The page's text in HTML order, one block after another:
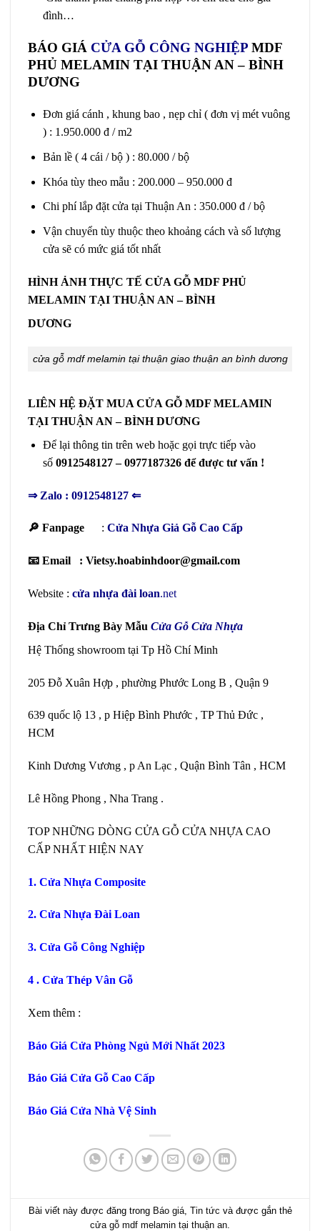
đình…
BÁO GIÁ CỬA GỖ CÔNG NGHIỆP MDF
PHỦ MELAMIN TẠI THUẬN AN – BÌNH
DƯƠNG
Đơn giá cánh , khung bao , nẹp chỉ ( đơn vị mét vuông
) : 1.950.000 đ / m2
Bản lề ( 4 cái / bộ ) : 80.000 / bộ
Khóa tùy theo mẫu : 200.000 – 950.000 đ
Chi phí lắp đặt cửa tại Thuận An : 350.000 đ / bộ
Vận chuyển tùy thuộc theo khoảng cách và số lượng
cửa sẽ có mức giá tốt nhất
HÌNH ẢNH THỰC TẾ CỬA GỖ MDF PHỦ
MELAMIN TẠI THUẬN AN– BÌNH
DƯƠNG
cửa gỗ mdf melamin tại thuận giao thuận an bình dương
LIÊN HỆ ĐẶT MUA CỬA GỖ MDF MELAMIN
TẠI THUẬN AN – BÌNH DƯƠNG
Để lại thông tin trên web hoặc gọi trực tiếp vào
số 0912548127 – 0977187326 để được tư vấn !
⇒ Zalo : 0912548127 ⇐
🔎 Fanpage : Cửa Nhựa Giả Gỗ Cao Cấp
📧 Email : Vietsy.hoabinhdoor@gmail.com
Website : cửa nhựa đài loan.net
Địa Chỉ Trưng Bày Mẫu Cửa Gỗ Cửa Nhựa
Hệ Thống showroom tại Tp Hồ Chí Minh
205 Đỗ Xuân Hợp , phường Phước Long B , Quận 9
639 quốc lộ 13 , p Hiệp Bình Phước , TP Thủ Đức ,
HCM
Kinh Dương Vương , p An Lạc , Quận Bình Tân , HCM
Lê Hồng Phong , Nha Trang .
TOP NHỮNG DÒNG CỬA GỖ CỬA NHỰA CAO
CẤP NHẤT HIỆN NAY
1. Cửa Nhựa Composite
2. Cửa Nhựa Đài Loan
3. Cửa Gỗ Công Nghiệp
4 . Cửa Thép Vân Gỗ
Xem thêm :
Báo Giá Cửa Phòng Ngủ Mới Nhất 2023
Báo Giá Cửa Gỗ Cao Cấp
Báo Giá Cửa Nhà Vệ Sinh
Bài viết này được đăng trong Báo giá, Tin tức và được gắn thẻ
cửa gỗ mdf melamin tại thuận an